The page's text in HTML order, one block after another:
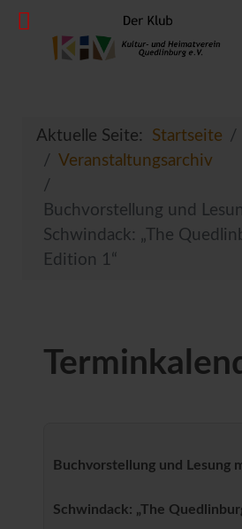
Aktuelle Seite: Startseite
Veranstaltungsarchiv
Buchvorstellung und
Schwindack: „The
Edition 1“
Buchvorstellung und Lesung
Schwindack: „The